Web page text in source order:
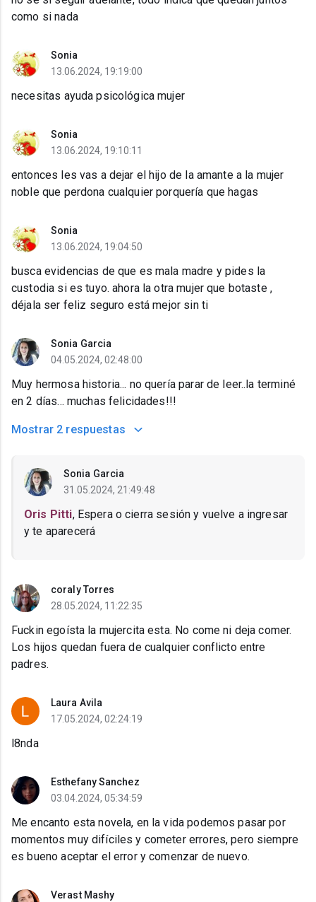
como si nada
Sonia
13.06.2024, 19:19:00
necesitas ayuda psicológica mujer
Sonia
13.06.2024, 19:10:11
entonces les vas a dejar el hijo de la amante a la mujer
noble que perdona cualquier porquería que hagas
Sonia
13.06.2024, 19:04:50
busca evidencias de que es mala madre y pides la
custodia si es tuyo. ahora la otra mujer que botaste ,
déjala ser feliz seguro está mejor sin ti
Sonia Garcia
04.05.2024, 02:48:00
Muy hermosa historia... no quería parar de leer..la terminé
en 2 días... muchas felicidades!!!
Mostrar 2 respuestas
Sonia Garcia
31.05.2024, 21:49:48
Oris Pitti, Espera o cierra sesión y vuelve a ingresar
y te aparecerá
coraly Torres
28.05.2024, 11:22:35
Fuckin egoísta la mujercita esta. No come ni deja comer.
Los hijos quedan fuera de cualquier conflicto entre
padres.
Laura Avila
17.05.2024, 02:24:19
l8nda
Esthefany Sanchez
03.04.2024, 05:34:59
Me encanto esta novela, en la vida podemos pasar por
momentos muy difíciles y cometer errores, pero siempre
es bueno aceptar el error y comenzar de nuevo.
Verast Mashy